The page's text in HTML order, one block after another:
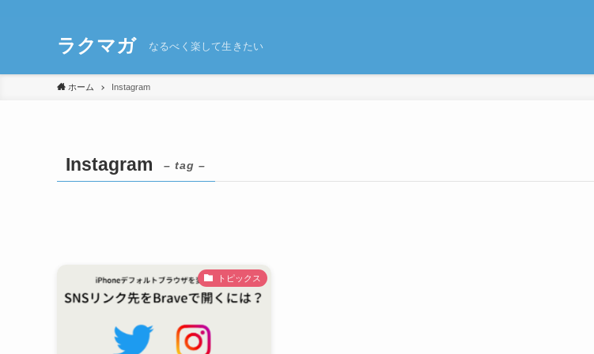
ラクマガ なるべく楽して生きたい
ホーム Instagram
Instagram – tag –
トピックス